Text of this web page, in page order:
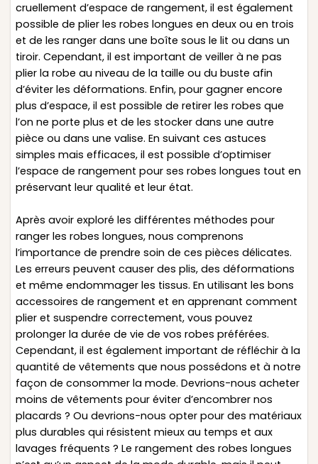
cruellement d’espace de rangement, il est également
possible de plier les robes longues en deux ou en trois
et de les ranger dans une boîte sous le lit ou dans un
tiroir. Cependant, il est important de veiller à ne pas
plier la robe au niveau de la taille ou du buste afin
d’éviter les déformations. Enfin, pour gagner encore
plus d’espace, il est possible de retirer les robes que
l’on ne porte plus et de les stocker dans une autre
pièce ou dans une valise. En suivant ces astuces
simples mais efficaces, il est possible d’optimiser
l’espace de rangement pour ses robes longues tout en
préservant leur qualité et leur état.
Après avoir exploré les différentes méthodes pour
ranger les robes longues, nous comprenons
l’importance de prendre soin de ces pièces délicates.
Les erreurs peuvent causer des plis, des déformations
et même endommager les tissus. En utilisant les bons
accessoires de rangement et en apprenant comment
plier et suspendre correctement, vous pouvez
prolonger la durée de vie de vos robes préférées.
Cependant, il est également important de réfléchir à la
quantité de vêtements que nous possédons et à notre
façon de consommer la mode. Devrions-nous acheter
moins de vêtements pour éviter d’encombrer nos
placards ? Ou devrions-nous opter pour des matériaux
plus durables qui résistent mieux au temps et aux
lavages fréquents ? Le rangement des robes longues